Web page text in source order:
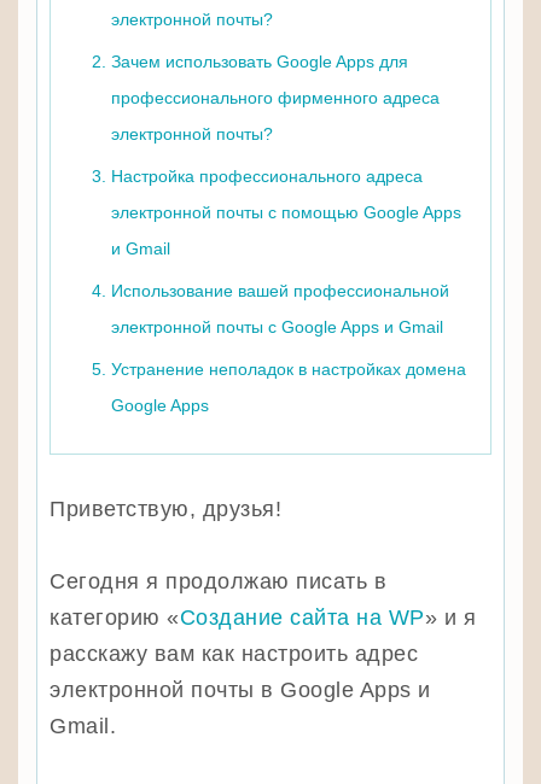
электронной почты?
Зачем использовать Google Apps для
профессионального фирменного адреса
электронной почты?
Настройка профессионального адреса
электронной почты с помощью Google Apps
и Gmail
Использование вашей профессиональной
электронной почты с Google Apps и Gmail
Устранение неполадок в настройках домена
Google Apps
Приветствую, друзья!
Сегодня я продолжаю писать в
категорию «Создание сайта на WP» и я
расскажу вам как настроить адрес
электронной почты в Google Apps и
Gmail.